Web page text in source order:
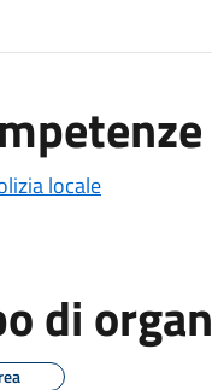
locale
di